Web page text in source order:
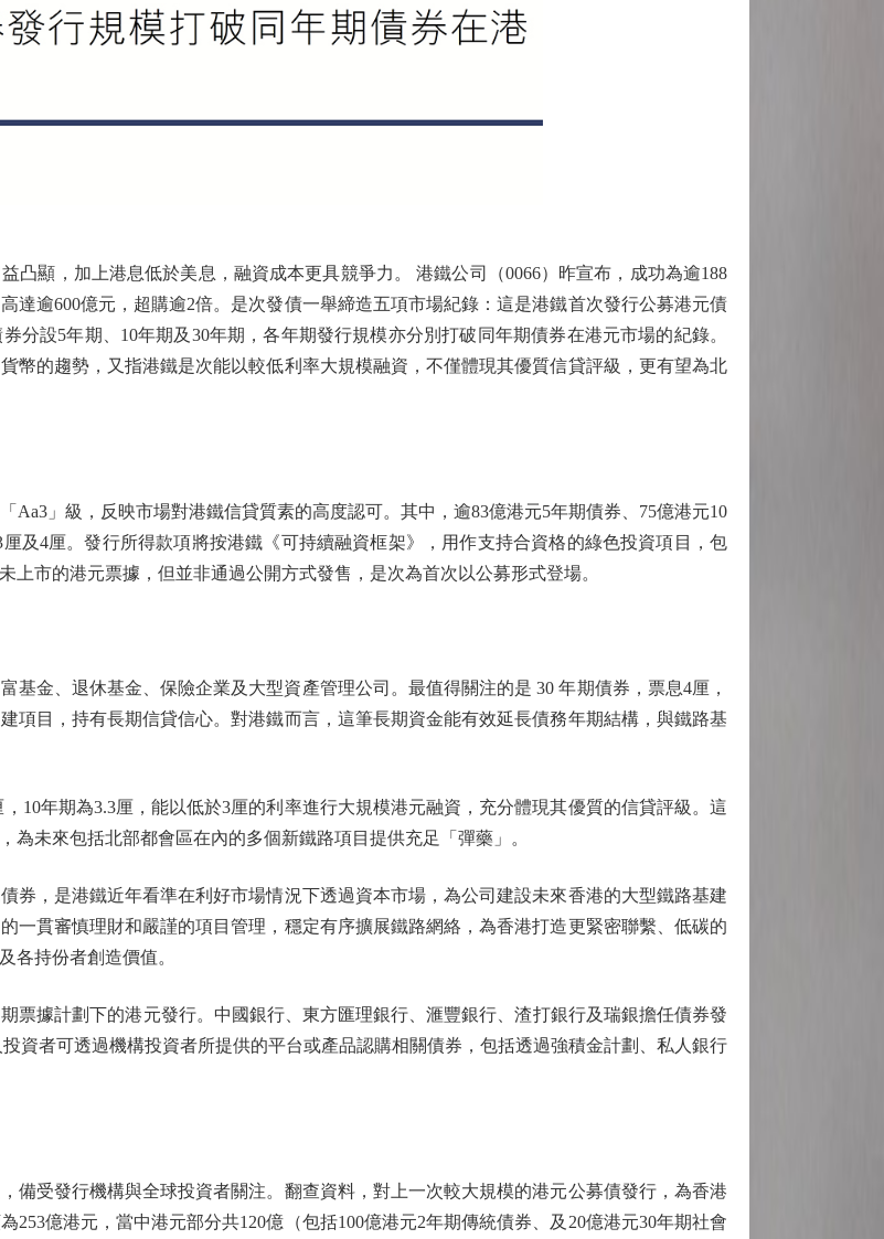
顯，加上港息低於美息，融資成本更具競爭力。 港鐵公司（0066）昨宣布，成功為逾188
達逾600億元，超購逾2倍。是次發債一舉締造五項市場紀錄：這是港鐵首次發行公募港元債
分設5年期、10年期及30年期，各年期發行規模亦分別打破同年期債券在港元市場的紀錄。
幣的趨勢，又指港鐵是次能以較低利率大規模融資，不僅體現其優質信貸評級，更有望為北
」級，反映市場對港鐵信貸質素的高度認可。其中，逾83億港元5年期債券、75億港元10
及4厘。發行所得款項將按港鐵《可持續融資框架》，用作支持合資格的綠色投資項目，包
市的港元票據，但並非通過公開方式發售，是次為首次以公募形式登場。
金、退休基金、保險企業及大型資產管理公司。最值得關注的是 30 年期債券，票息4厘，
項目，持有長期信貸信心。對港鐵而言，這筆長期資金能有效延長債務年期結構，與鐵路基
年期為3.3厘，能以低於3厘的利率進行大規模港元融資，充分體現其優質的信貸評級。這
未來包括北部都會區在內的多個新鐵路項目提供充足「彈藥」。
，是港鐵近年看準在利好市場情況下透過資本市場，為公司建設未來香港的大型鐵路基建
一貫審慎理財和嚴謹的項目管理，穩定有序擴展鐵路網絡，為香港打造更緊密聯繫、低碳的
各持份者創造價值。
據計劃下的港元發行。中國銀行、東方匯理銀行、滙豐銀行、渣打銀行及瑞銀擔任債券發
資者可透過機構投資者所提供的平台或產品認購相關債券，包括透過強積金計劃、私人銀行
受發行機構與全球投資者關注。翻查資料，對上一次較大規模的港元公募債發行，為香港
億港元，當中港元部分共120億（包括100億港元2年期傳統債券、及20億港元30年期社會